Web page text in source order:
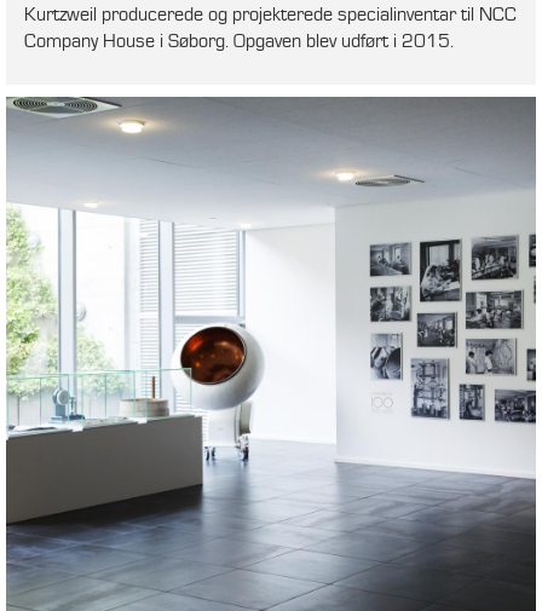
Kurtzweil producerede og projekterede specialinventar til NCC
Company House i Søborg. Opgaven blev udført i 2015.